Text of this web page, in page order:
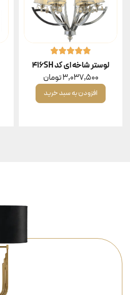
لوستر شاخه ای کد 416SH
3,037,500تومان
افزودن به سبد خرید